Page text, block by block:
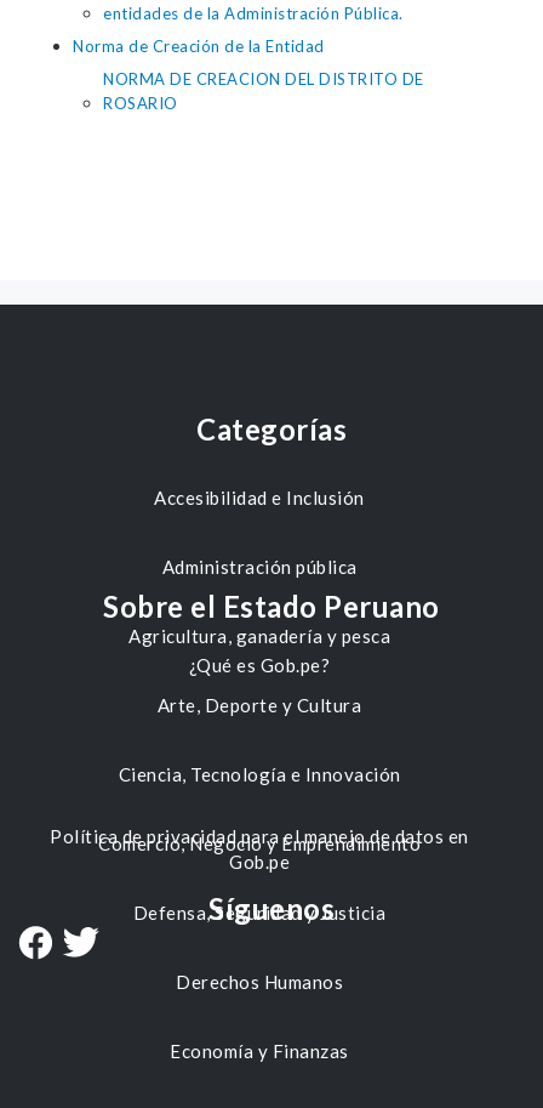
entidades de la Administración Pública.
Norma de Creación de la Entidad
NORMA DE CREACION DEL DISTRITO DE
ROSARIO
Categorías
Accesibilidad e Inclusión
Administración pública
Agricultura, ganadería y pesca
Arte, Deporte y Cultura
Ciencia, Tecnología e Innovación
Comercio, Negocio y Emprendimiento
Defensa, Seguridad y Justicia
Derechos Humanos
Economía y Finanzas
Sobre el Estado Peruano
¿Qué es Gob.pe?
Política de privacidad para el manejo de datos en
Gob.pe
Síguenos